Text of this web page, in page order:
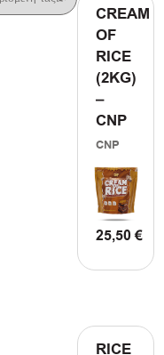
CREAM
OF
RICE
(2KG)
–
CNP
CNP
25,50€
ΠΡΟΣΘΗΚΗ
RICE